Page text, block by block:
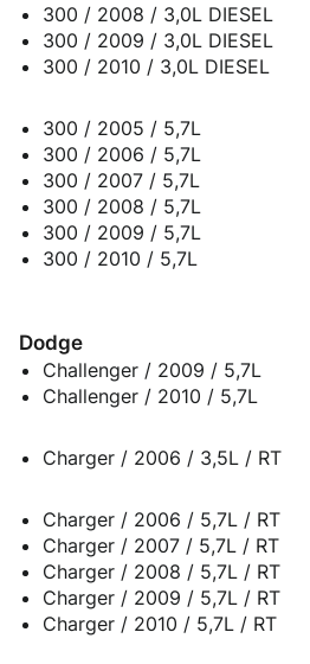
300 / 2008 / 3,0L DIESEL
300 / 2009 / 3,0L DIESEL
300 / 2010 / 3,0L DIESEL
300 / 2005 / 5,7L
300 / 2006 / 5,7L
300 / 2007 / 5,7L
300 / 2008 / 5,7L
300 / 2009 / 5,7L
300 / 2010 / 5,7L
Dodge
Challenger / 2009 / 5,7L
Challenger / 2010 / 5,7L
Charger / 2006 / 3,5L / RT
Charger / 2006 / 5,7L / RT
Charger / 2007 / 5,7L / RT
Charger / 2008 / 5,7L / RT
Charger / 2009 / 5,7L / RT
Charger / 2010 / 5,7L / RT